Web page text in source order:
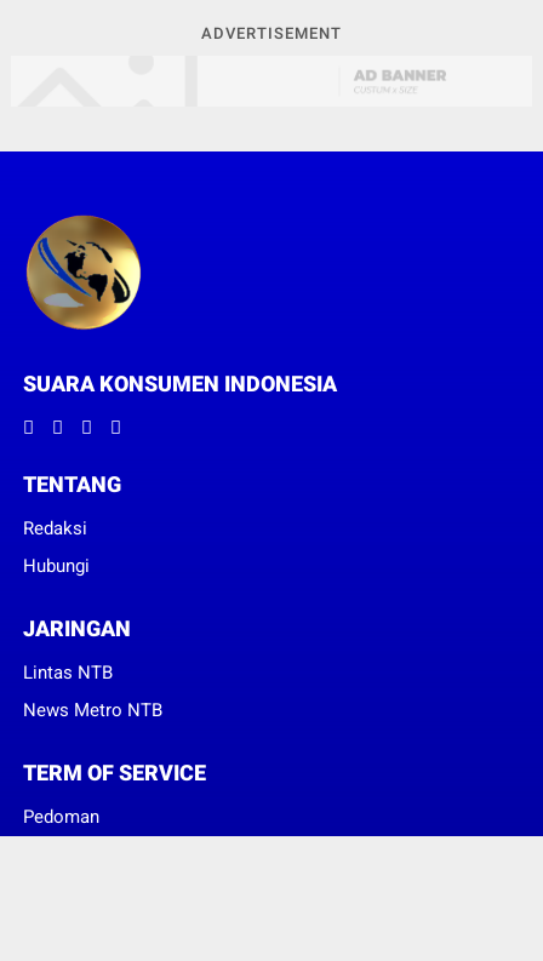
ADVERTISEMENT
SUARA KONSUMEN INDONESIA
TENTANG
Redaksi
Hubungi
JARINGAN
Lintas NTB
News Metro NTB
TERM OF SERVICE
Pedoman